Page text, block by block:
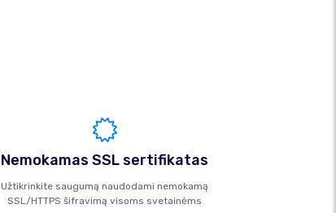
Nemokamas SSL sertifikatas
Užtikrinkite saugumą naudodami nemokamą
SSL/HTTPS šifravimą visoms svetainėms